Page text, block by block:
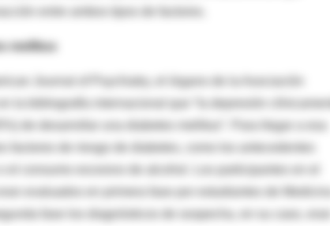
entre ambos tipos de factores.
mellitus
Journal of Psychiatry, el órgano de la Asociación
la bibliografía internacional que “la depresión
de desarrollar una diabetes mellitus”. Para llegar a esa
factores de riesgo de diabetes, como los antecedentes
consumo excesivo de alcohol. Los participantes en el
evaluados en primera fase por estudiantes de Medicina
fase los diagnósticos de sospecha, en su caso, eran